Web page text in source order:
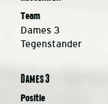
Team
Dames 3
Tegenstander
Dames 3
Positie